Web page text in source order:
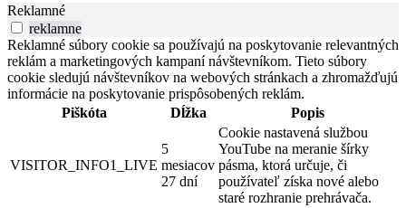
Reklamné
reklamne
Reklamné súbory cookie sa používajú na poskytovanie relevantných
reklám a marketingových kampaní návštevníkom. Tieto súbory
cookie sledujú návštevníkov na webových stránkach a zhromažďujú
informácie na poskytovanie prispôsobených reklám.
Piškóta
Dĺžka Popis
VISITOR_INFO1_LIVE
5
mesiacov
27 dní
Cookie nastavená službou
YouTube na meranie šírky
pásma, ktorá určuje, či
používateľ získa nové alebo
staré rozhranie prehrávača.